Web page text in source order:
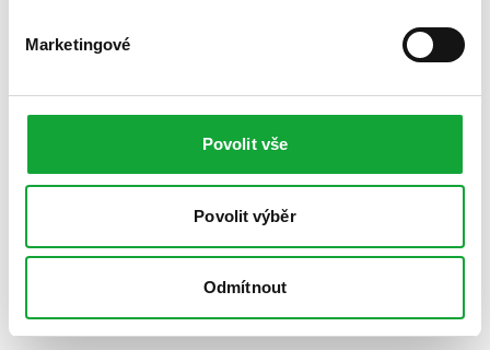
Marketingové
Povolit vše
Povolit výběr
Odmítnout